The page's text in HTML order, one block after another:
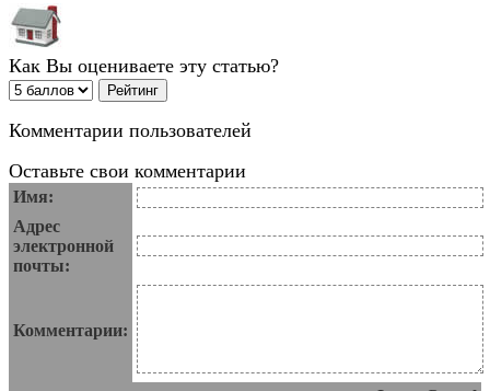
Как Вы оцениваете эту статью?
Комментарии пользователей
Оставьте свои комментарии
Имя:
Адрес
электронной
почты:
Комментарии: